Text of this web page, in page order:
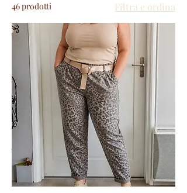
46 prodotti Filtra e ordina